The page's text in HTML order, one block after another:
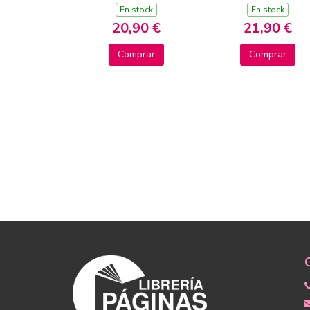
En stock
20,90 €
Comprar
En stock
21,90 €
Comprar